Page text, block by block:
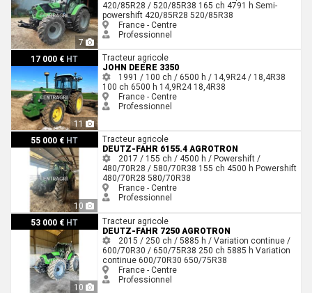
7
420/85R28 / 520/85R38 165 ch 4791 h Semi-
powershift 420/85R28 520/85R38
France - Centre
Professionnel
17 000 € HT
11
John Deere 3350
Tracteur agricole
JOHN DEERE 3350
1991 / 100 ch / 6500 h / 14,9R24 / 18,4R38
100 ch 6500 h 14,9R24 18,4R38
France - Centre
Professionnel
55 000 € HT
10
Deutz-Fahr 6155.4 AGROTRONTracteur agricole
DEUTZ-FAHR 6155.4 AGROTRON
2017 / 155 ch / 4500 h / Powershift /
480/70R28 / 580/70R38 155 ch 4500 h Powershift
480/70R28 580/70R38
France - Centre
Professionnel
53 000 € HT
10
Deutz-Fahr 7250 AGROTRONTracteur agricole
DEUTZ-FAHR 7250 AGROTRON
2015 / 250 ch / 5885 h / Variation continue /
600/70R30 / 650/75R38 250 ch 5885 h Variation
continue 600/70R30 650/75R38
France - Centre
Professionnel